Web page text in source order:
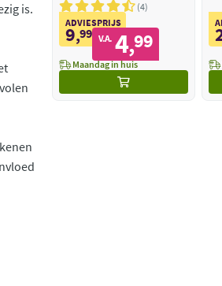
is.
4
ADVIESPRIJS
9,99 V.A. 4,99
Maandag in huis